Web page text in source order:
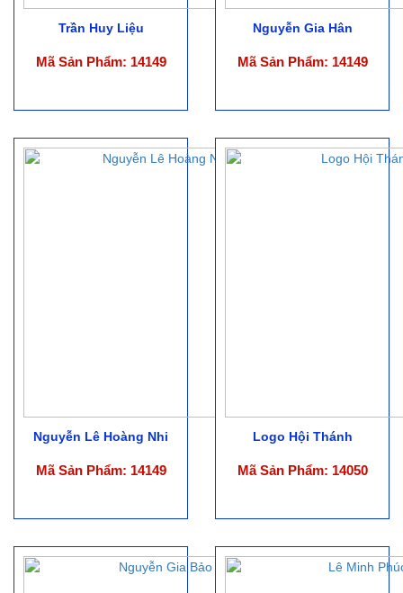
Trần Huy Liệu
Mã Sản Phẩm: 14149
Nguyễn Gia Hân
Mã Sản Phẩm: 14149
Nguyễn Lê Hoàng Nhi
Mã Sản Phẩm: 14149
Logo Hội Thánh
Mã Sản Phẩm: 14050